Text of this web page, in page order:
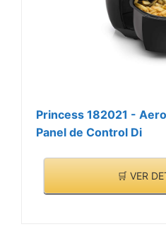
Princess 182021 -
Panel de Control Di
🛒 VER